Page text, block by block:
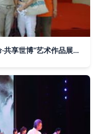
南西社区 残疾朋友走进“绽放生命·共享世博”艺术作品展，共筑文化融爱桥梁